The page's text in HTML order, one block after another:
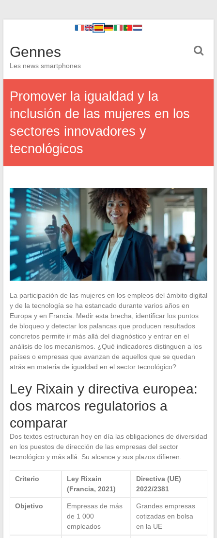
Gennes
Les news smartphones
Promover la igualdad y la
inclusión de las mujeres en los
sectores innovadores y
tecnológicos
La participación de las mujeres en los empleos del ámbito digital
y de la tecnología se ha estancado durante varios años en
Europa y en Francia. Medir esta brecha, identificar los puntos
de bloqueo y detectar los palancas que producen resultados
concretos permite ir más allá del diagnóstico y entrar en el
análisis de los mecanismos. ¿Qué indicadores distinguen a los
países o empresas que avanzan de aquellos que se quedan
atrás en materia de igualdad en el sector tecnológico?
Ley Rixain y directiva europea:
dos marcos regulatorios a
comparar
Dos textos estructuran hoy en día las obligaciones de diversidad
en los puestos de dirección de las empresas del sector
tecnológico y más allá. Su alcance y sus plazos difieren.
Criterio
Ley Rixain
(Francia, 2021)
Directiva (UE)
2022/2381
Objetivo
Empresas de más
de 1 000
empleados
Grandes empresas
cotizadas en bolsa
en la UE